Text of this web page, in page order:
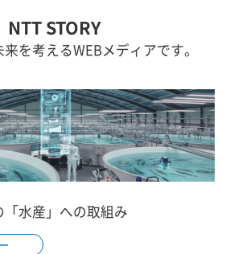
NTT STORY
を考えるWEBメディアです。
「水産」への取組み